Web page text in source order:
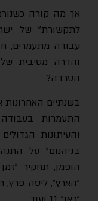
אך מה קורה
לתקשורת" של ישראל
עבודה מתעמרים, חוסר
והדרה מסיבית של
הטרדה?
בשנתיים האחרונות
התעמרות בעבודה
והעיתונות הגדולים
בגיהנום" על
הופמן, תחקיר "זמן
"הארץ", ליסה פרץ,